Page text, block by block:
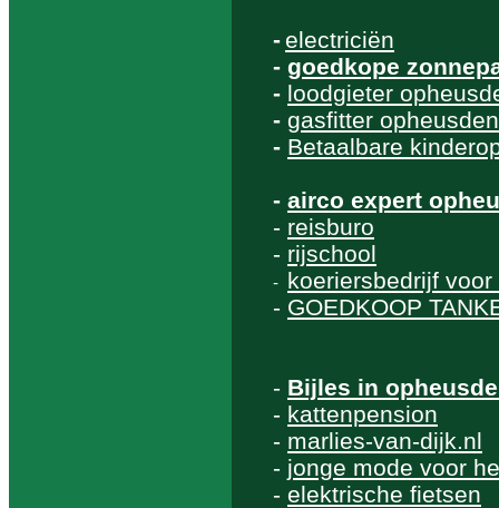
- electriciën
- goedkope
- loodgieter
- gasfitter opheusden
- Betaalbare
- airco expert
- reisburo
- rijschool
- koeriersbedrijf
- GOEDKOOP
- Bijles in
- kattenpension
- marlies-van-dijk.nl
- jonge mode voor
- elektrische fietsen